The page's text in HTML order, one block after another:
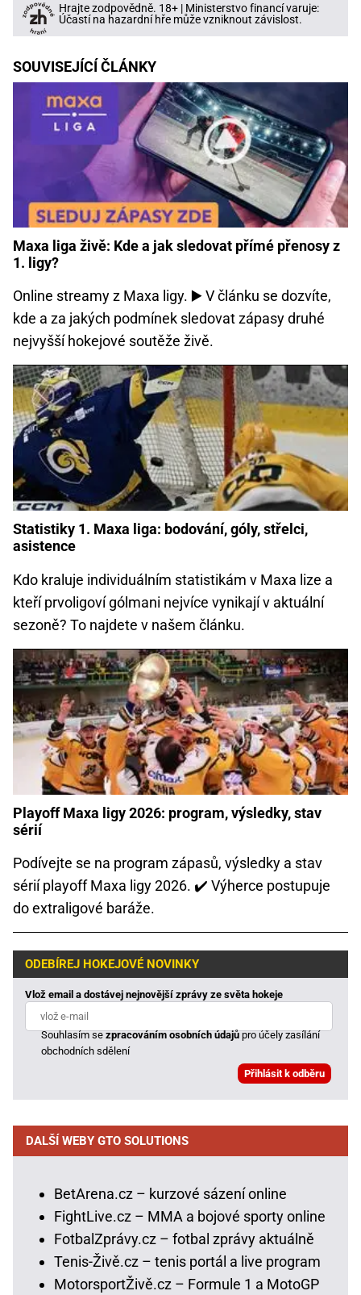
Hrajte zodpovědně. 18+ | Ministerstvo financí varuje:
Účastí na hazardní hře může vzniknout závislost.
SOUVISEJÍCÍ ČLÁNKY
Maxa liga živě: Kde a jak sledovat přímé přenosy z
1. ligy?
Online streamy z Maxa ligy. ▶️ V článku se dozvíte,
kde a za jakých podmínek sledovat zápasy druhé
nejvyšší hokejové soutěže živě.
Statistiky 1. Maxa liga: bodování, góly, střelci,
asistence
Kdo kraluje individuálním statistikám v Maxa lize a
kteří prvoligoví gólmani nejvíce vynikají v aktuální
sezoně? To najdete v našem článku.
Playoff Maxa ligy 2026: program, výsledky, stav
sérií
Podívejte se na program zápasů, výsledky a stav
sérií playoff Maxa ligy 2026. ✔️ Výherce postupuje
do extraligové baráže.
ODEBÍREJ HOKEJOVÉ NOVINKY
Vlož email a dostávej nejnovější zprávy ze světa hokeje
Souhlasím sezpracováním osobních údajůpro účely zasílání
obchodních sdělení
DALŠÍ WEBY GTO SOLUTIONS
BetArena.cz – kurzové sázení online
FightLive.cz – MMA a bojové sporty online
FotbalZprávy.cz – fotbal zprávy aktuálně
Tenis-Živě.cz – tenis portál a live program
MotorsportŽivě.cz – Formule 1 a MotoGP